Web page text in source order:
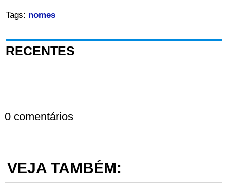
Tags: nomes
RECENTES
0 comentários
VEJA TAMBÉM: